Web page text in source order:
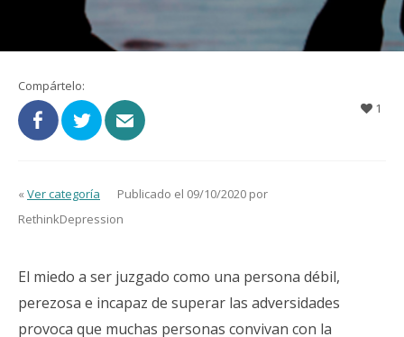
Compártelo:
1
« Ver categoría
Publicado el 09/10/2020 por
RethinkDepression
El miedo a ser juzgado como una persona débil,
perezosa e incapaz de superar las adversidades
provoca que muchas personas convivan con la